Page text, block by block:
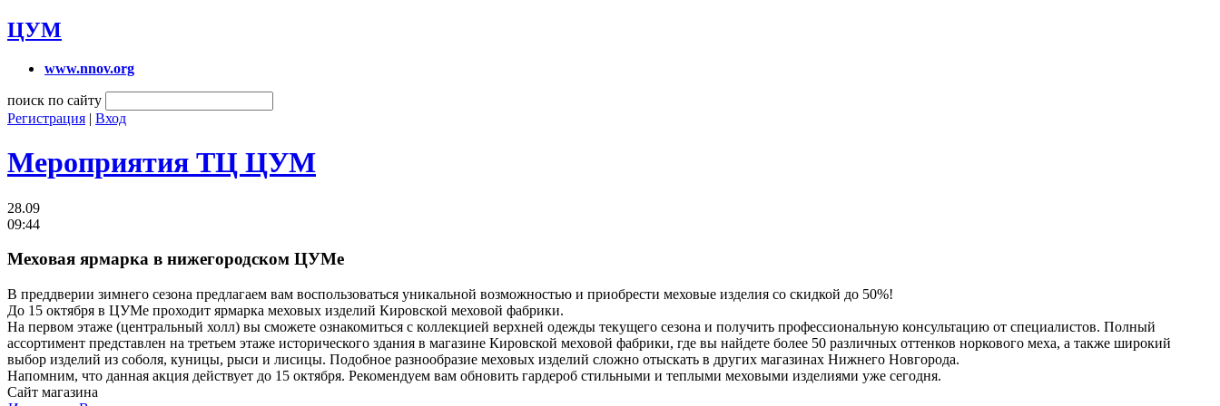
ЦУМ
www.nnov.org
поиск по сайту
Регистрация | Вход
Мероприятия ТЦ ЦУМ
28.09
09:44
Меховая ярмарка в нижегородском ЦУМе
В преддверии зимнего сезона предлагаем вам воспользоваться уникальной возможностью и приобрести меховые изделия со скидкой до 50%!
До 15 октября в ЦУМе проходит ярмарка меховых изделий Кировской меховой фабрики.
На первом этаже (центральный холл) вы сможете ознакомиться с коллекцией верхней одежды текущего сезона и получить профессиональную консультацию от специалистов. Полный
ассортимент представлен на третьем этаже исторического здания в магазине Кировской меховой фабрики, где вы найдете более 50 различных оттенков норкового меха, а также широкий
выбор изделий из соболя, куницы, рыси и лисицы. Подобное разнообразие меховых изделий сложно отыскать в других магазинах Нижнего Новгорода.
Напомним, что данная акция действует до 15 октября. Рекомендуем вам обновить гардероб стильными и теплыми меховыми изделиями уже сегодня.
Сайт магазина